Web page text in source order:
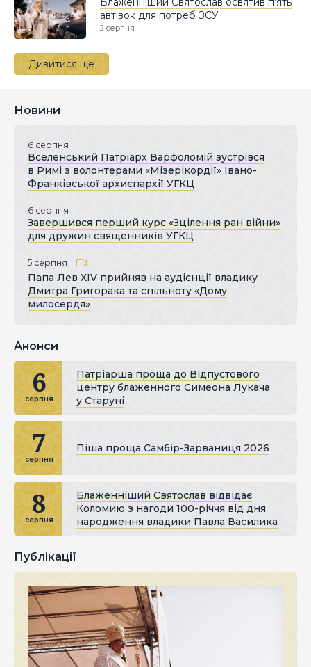
автівок для потреб ЗСУ
2 серпня
Дивитися ще
Новини
6 серпня
Вселенський Патріарх Варфоломій зустрівся
в Римі з волонтерами «Мізерікордії» Івано-
Франківської архиєпархії УГКЦ
6 серпня
Завершився перший курс «Зцілення ран війни»
для дружин священників УГКЦ
5 серпня
Папа Лев XIV прийняв на аудієнції владику
Дмитра Григорака та спільноту «Дому
милосердя»
Анонси
6
серпня
Патріарша проща до Відпустового
центру блаженного Симеона Лукача
у Старуні
7
серпня
Піша проща Самбір-Зарваниця 2026
8
серпня
Блаженніший Святослав відвідає
Коломию з нагоди 100-річчя від дня
народження владики Павла Василика
Публікації